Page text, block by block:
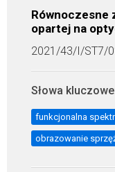
Równoczesne
opartej na
2021/43/I/ST7/
Słowa kluczowe
funkcjonalna
obrazowanie